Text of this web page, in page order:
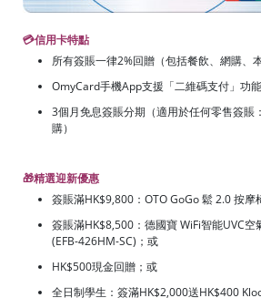
💳信用卡特點
所有簽賬一律2%回贈（包括餐飲、網購、
OmyCard手機App支援「二維碼支付」功能
3個月免息簽賬分期（適用於任何零售簽賬
購）
🎁精選迎新優惠
簽賬滿HK$9,800：OTO GoGo 鬆 2.0 按摩
簽賬滿HK$8,500：德國寶 WiFi智能UVC
(EFB-426HM-SC)；或
HK$500現金回贈；或
全日制學生：簽滿HK$2,000送HK$400